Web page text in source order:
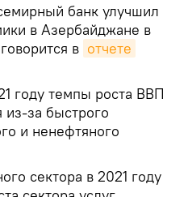
банк улучшил
в Азербайджане в
в отчете
году темпы роста ВВП
из-за быстрого
и ненефтяного
сектора в 2021 году